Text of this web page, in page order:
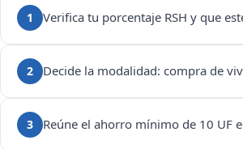
1 Verifica tu porcentaje RSH y que
2 Decide la modalidad: compra de
3 Reúne el ahorro mínimo de 10 UF